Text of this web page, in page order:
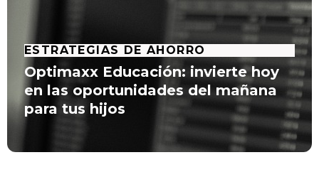
ESTRATEGIAS DE AHORRO
Optimaxx Educación: invierte hoy
en las oportunidades del mañana
para tus hijos